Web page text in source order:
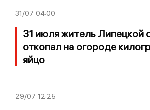
31/07 04:00
31 июля житель Липецкой
откопал на огороде
яйцо
29/07 12:25